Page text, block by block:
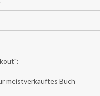
meistverkauftes Buch